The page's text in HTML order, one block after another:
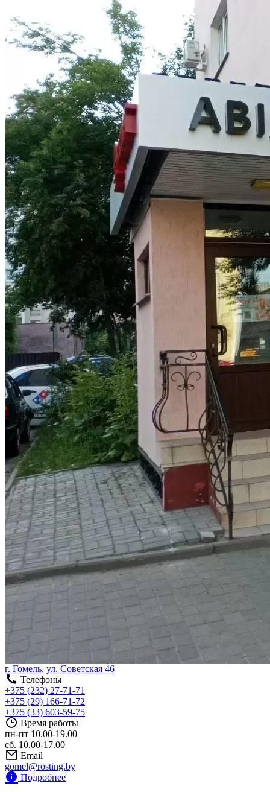
г. Гомель, ул. Советская 46
Телефоны
+375 (232) 27-71-71
+375 (29) 166-71-72
+375 (33) 603-59-75
Время работы
пн-пт 10.00-19.00
сб. 10.00-17.00
Email
gomel@rosting.by
Подробнее